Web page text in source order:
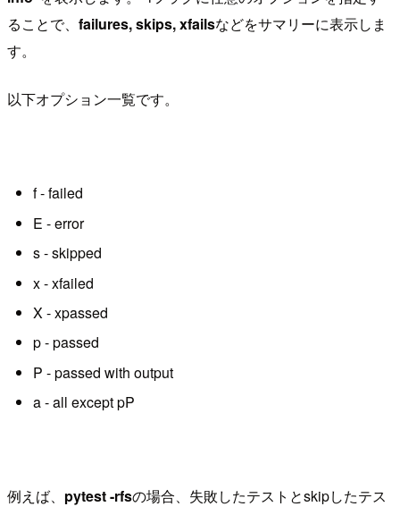
ることで、 failures, skips, xfailsなどをサマリーに表示しま
す。
以下オプション一覧です。
f - failed
E - error
s - skipped
x - xfailed
X - xpassed
p - passed
P - passed with output
a - all except pP
例えば、 pytest -rfsの場合、失敗したテストとskipしたテス